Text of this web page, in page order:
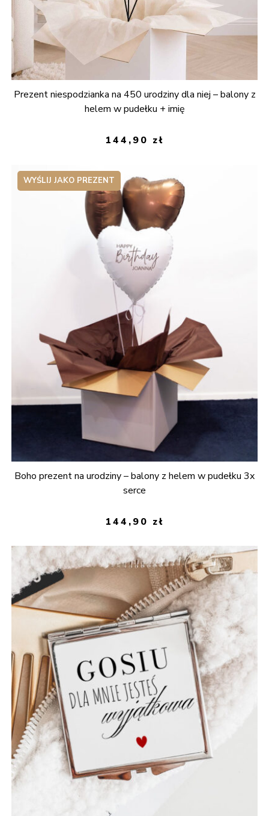
Prezent niespodzianka na 450 urodziny dla niej – balony z
helem w pudełku + imię
144,90 zł
WYŚLIJ JAKO PREZENT
Boho prezent na urodziny – balony z helem w pudełku 3x
serce
144,90 zł